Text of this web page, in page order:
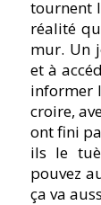
tournent
réalité
mur. Un
et à
informer
croire,
ont fini
ils le
pouvez
ça va